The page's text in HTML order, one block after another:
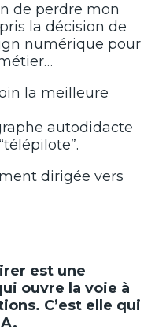
de perdre mon
la décision de
numérique pour
la meilleure
autodidacte
dirigée vers
est une
ouvre la voie à
C’est elle qui